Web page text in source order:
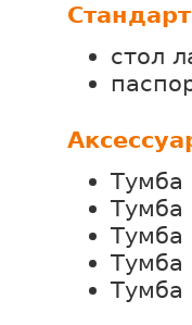
стол
Тумба
Тумба
Тумба
Тумба
Тумба